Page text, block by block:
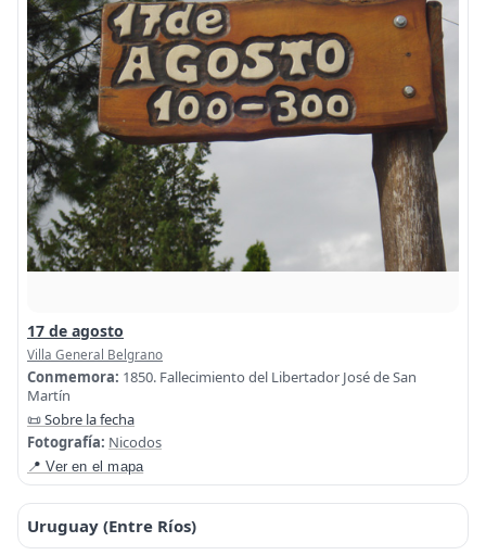
17 de agosto
Villa General Belgrano
Conmemora: 1850. Fallecimiento del Libertador José de San
Martín
📜 Sobre la fecha
Fotografía: Nicodos
📍 Ver en el mapa
Uruguay (Entre Ríos)